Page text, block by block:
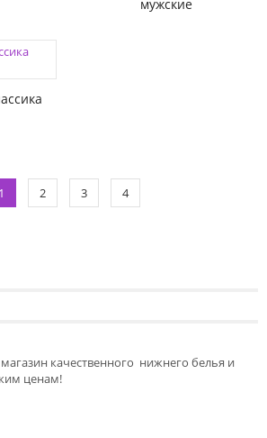
мужские
1 2 3 4
магазин качественного нижнего белья и
ценам!